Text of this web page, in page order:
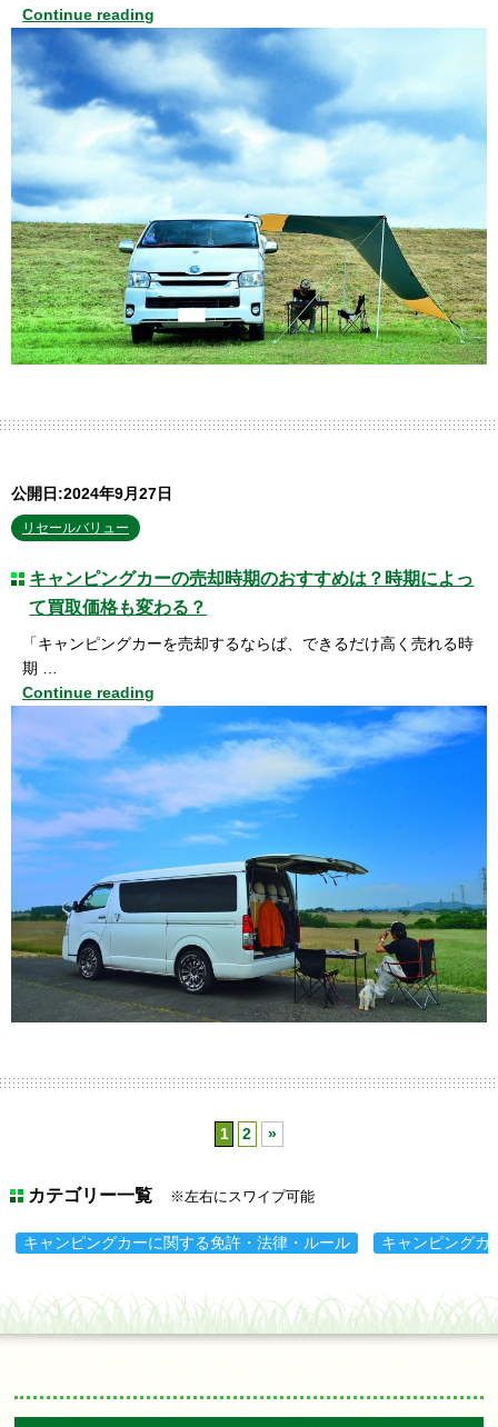
Continue reading
公開日:2024年9月27日
リセールバリュー
キャンピングカーの売却時期のおすすめは？時期によっ
て買取価格も変わる？
「キャンピングカーを売却するならば、できるだけ高く売れる時
期 …
Continue reading
1 2 »
カテゴリー一覧 ※左右にスワイプ可能
キャンピングカーに関する免許・法律・ルール キャンピングカ